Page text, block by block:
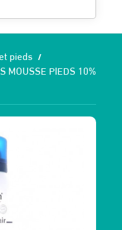
pieds
MOUSSE PIEDS 10%